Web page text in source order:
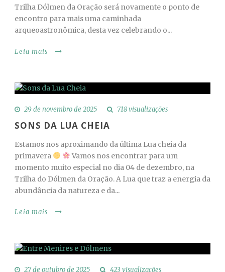
Trilha Dólmen da Oração será novamente o ponto de
encontro para mais uma caminhada
arqueoastronômica, desta vez celebrando o...
Leia mais
29 de novembro de 2025 718 visualizações
SONS DA LUA CHEIA
Estamos nos aproximando da última Lua cheia da
primavera
Vamos nos encontrar para um
momento muito especial no dia 04 de dezembro, na
Trilha do Dólmen da Oração. A Lua que traz a energia da
abundância da natureza e da...
Leia mais
27 de outubro de 2025 423 visualizações